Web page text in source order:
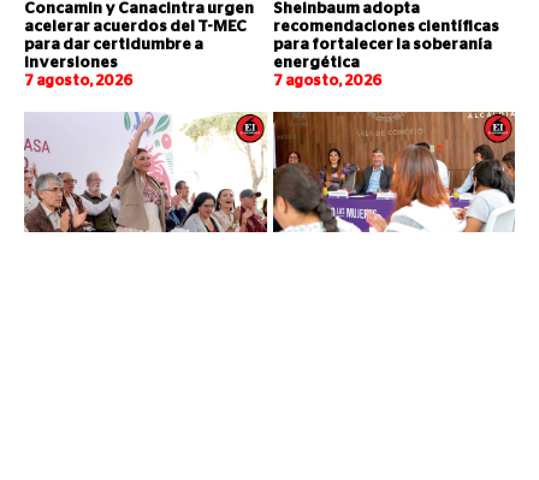
Concamin y Canacintra urgen
acelerar acuerdos del T-MEC
para dar certidumbre a
inversiones
7 agosto, 2026
Sheinbaum adopta
recomendaciones científicas
para fortalecer la soberanía
energética
7 agosto, 2026